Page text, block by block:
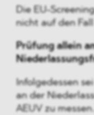
Die EU-
nicht auf den
Prüfung allein
Infolgedessen
an der
AEUV zu